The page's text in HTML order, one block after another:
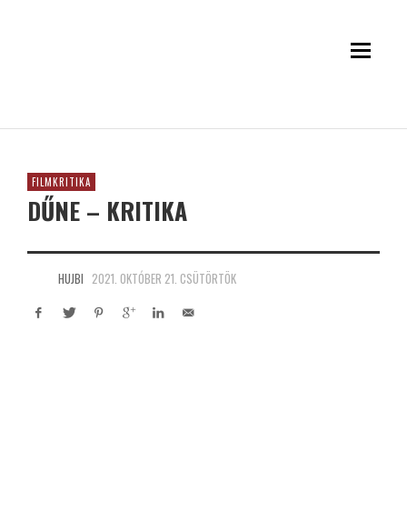
FILMKRITIKA
DŰNE – KRITIKA
HUJBI 2021. OKTÓBER 21. CSÜTÖRTÖK